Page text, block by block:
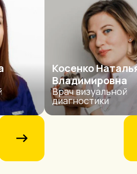
Косенко
Владимировна
Врач визуальной
диагностики